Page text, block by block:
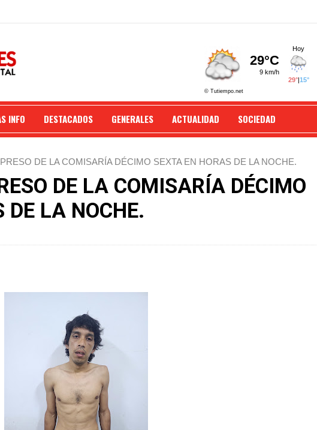
INFO DESTACADOS GENERALES ACTUALIDAD SOCIEDAD
DE LA COMISARÍA DÉCIMO SEXTA EN HORAS DE LA NOCHE.
DE LA COMISARÍA DÉCIMO
DE LA NOCHE.